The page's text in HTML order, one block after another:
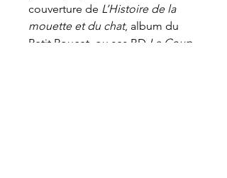
couverture de L’Histoire de la
mouette et du chat, album du
Petit Poucet, ou ses BD Le Coup